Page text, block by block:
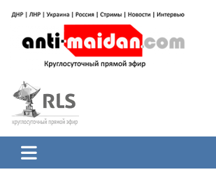
содержимому
Антимайдан:
на Украине
гражданской войне на Украине, включая
ЛНР и других регионах.